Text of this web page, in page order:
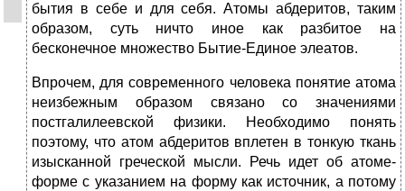
бытия в себе и для себя. Атомы абдеритов, таким
образом, суть ничто иное как разбитое на
бесконечное множество Бытие-Единое элеатов.
Впрочем, для современного человека понятие атома
неизбежным образом связано со значениями
постгалилеевской физики. Необходимо понять
поэтому, что атом абдеритов вплетен в тонкую ткань
изысканной греческой мысли. Речь идет об атоме-
форме с указанием на форму как источник, а потому